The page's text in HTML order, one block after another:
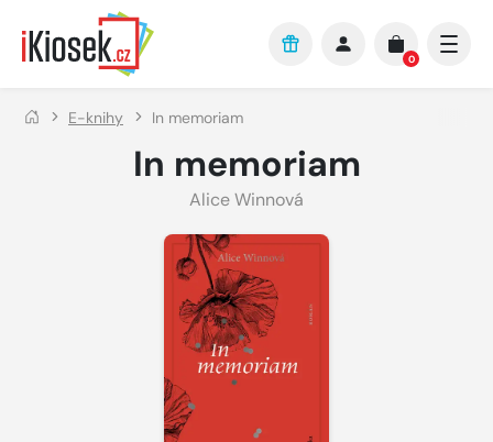
Přejít na hlavní obsah
0
E-knihy In memoriam
In memoriam
Alice Winnová